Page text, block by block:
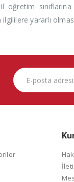
sınıflarına
ilgililere yararlı